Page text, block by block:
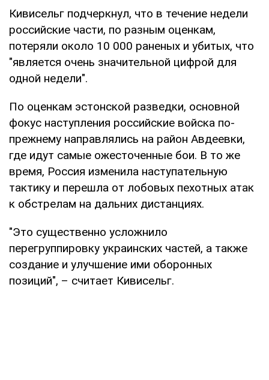
Кивисельг подчеркнул, что в течение недели
российские части, по разным оценкам,
потеряли около 10 000 раненых и убитых, что
"является очень значительной цифрой для
одной недели".
По оценкам эстонской разведки, основной
фокус наступления российские войска по-
прежнему направлялись на район Авдеевки,
где идут самые ожесточенные бои. В то же
время, Россия изменила наступательную
тактику и перешла от лобовых пехотных атак
к обстрелам на дальних дистанциях.
"Это существенно усложнило
перегруппировку украинских частей, а также
создание и улучшение ими оборонных
позиций", – считает Кивисельг.